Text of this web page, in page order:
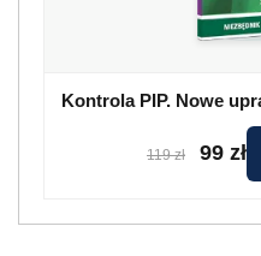
Kontrola PIP. Nowe
119 zł 99 zł